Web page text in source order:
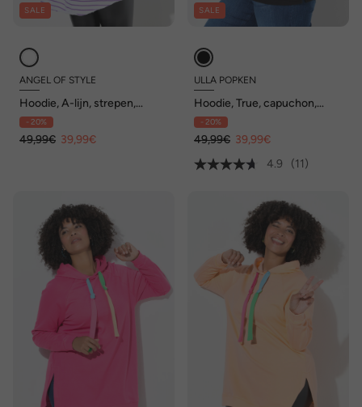
SALE
ANGEL OF STYLE
Hoodie, A-lijn, strepen,
capuchon
- 20%
49,99€ 39,99€
SALE
ULLA POPKEN
Hoodie, True, capuchon,
koord, zakken, lange mouwen
- 20%
49,99€ 39,99€
4.9
(11)